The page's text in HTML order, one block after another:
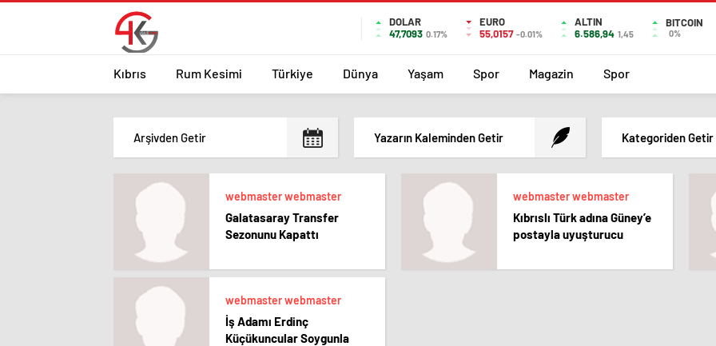
DOLAR
47,7093 0.17%
EURO
55,0157 -0.01%
ALTIN
6.586,94 1,45
BITCOIN
0%
Kıbrıs Rum Kesimi Türkiye Dünya Yaşam Spor Magazin Spor
Yazarın Kaleminden Getir Kategoriden Getir
webmaster webmaster
Galatasaray Transfer
Sezonunu Kapattı
webmaster webmaster
Kıbrıslı Türk adına Güney’e
postayla uyuşturucu
webmaster webmaster
İş Adamı Erdinç
Küçükuncular Soygunla